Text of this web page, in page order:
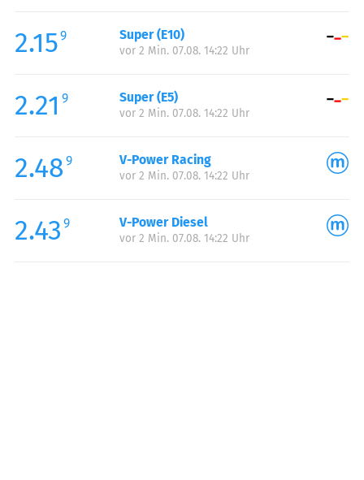
Samstag:
00:00-24:00
Sonntag:
2.159 Super (E10)
vor 2 Min. 07.08. 14:22 Uhr
2.21 9 Super (E5)
vor 2 Min. 07.08. 14:22 Uhr
2.48 9 V-Power Racing
vor 2 Min. 07.08. 14:22 Uhr
2.43 9 V-Power Diesel
vor 2 Min. 07.08. 14:22 Uhr